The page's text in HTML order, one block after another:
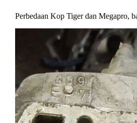
Perbedaan Kop Tiger dan Megapro,